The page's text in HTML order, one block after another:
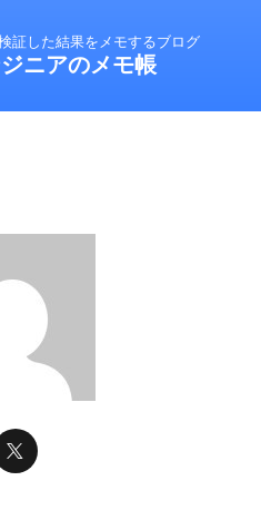
証した結果をメモするブログ
ニアのメモ帳